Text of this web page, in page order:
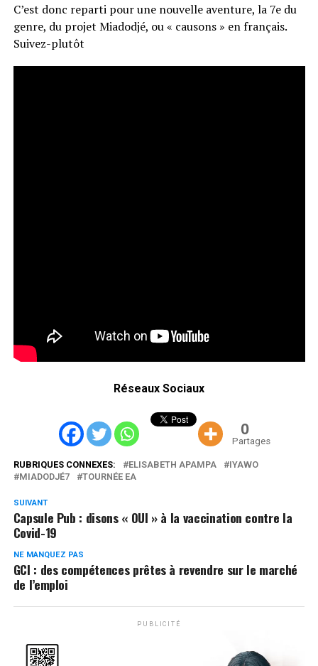
C’est donc reparti pour une nouvelle aventure, la 7e du
genre, du projet Miadodjé, ou « causons » en français.
Suivez-plutôt
Réseaux Sociaux
0
Partages
RUBRIQUES CONNEXES: ELISABETH APAMPA
IYAWO
MIADODJÉ7
TOURNÉE EA
SUIVANT
Capsule Pub : disons « OUI » à la vaccination contre la
Covid-19
NE MANQUEZ PAS
GCI : des compétences prêtes à revendre sur le marché
de l’emploi
PUBLICITÉ